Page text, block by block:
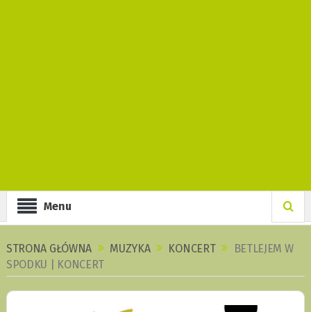
Menu
STRONA GŁÓWNA MUZYKA KONCERT
BETLEJEM W
SPODKU | KONCERT